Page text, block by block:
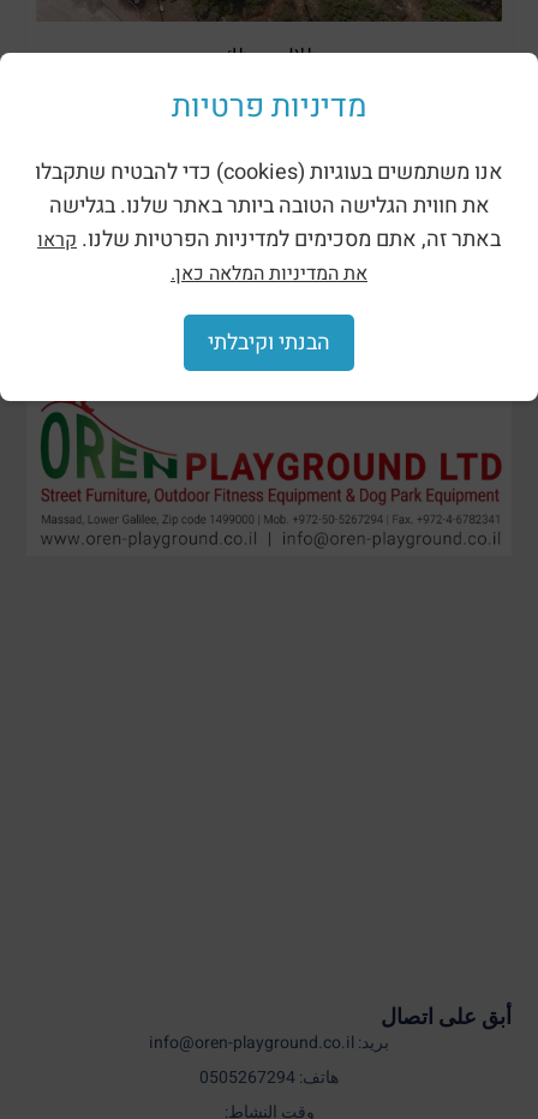
ظلال وحظائر
أبق على اتصال
بريد: info@oren-playground.co.il
هاتف: 0505267294
وقت النشاط:
מדיניות פרטיות
אנו משתמשים בעוגיות (cookies) כדי להבטיח שתקבלו
את חווית הגלישה הטובה ביותר באתר שלנו. בגלישה
באתר זה, אתם מסכימים למדיניות הפרטיות שלנו. קראו
את המדיניות המלאה כאן.
הבנתי וקיבלתי